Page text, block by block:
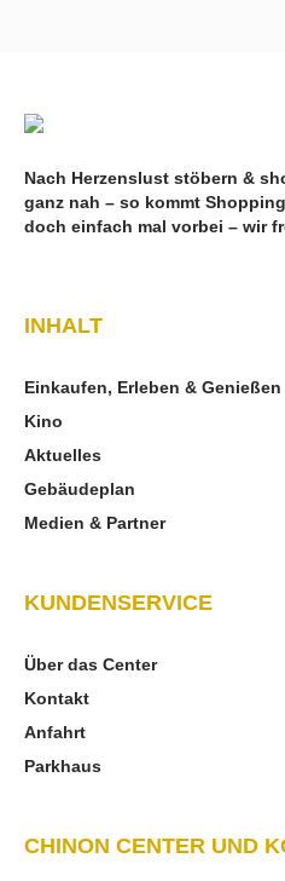
Nach Herzenslust stöbern &
ganz nah – so kommt
doch einfach mal vorbei – wir
INHALT
Einkaufen, Erleben & Genießen
Kino
Aktuelles
Gebäudeplan
Medien & Partner
KUNDENSERVICE
Über das Center
Kontakt
Anfahrt
Parkhaus
CHINON CENTER UND